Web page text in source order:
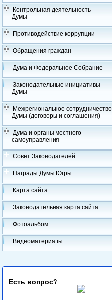
Контрольная деятельность
Думы
Противодействие коррупции
Обращения граждан
Дума и Федеральное Собрание
Законодательные инициативы
Думы
Межрегиональное сотрудничество
Думы (договоры и соглашения)
Дума и органы местного
самоуправления
Совет Законодателей
Награды Думы Югры
Карта сайта
Законодательная карта сайта
Фотоальбом
Видеоматериалы
Есть вопрос?